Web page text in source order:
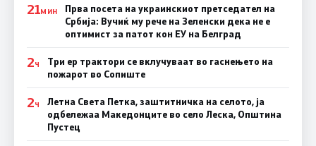
21МИН
Прва посета на украинскиот претседател на
Србија: Вучиќ му рече на Зеленски дека не е
оптимист за патот кон ЕУ на Белград
2Ч
Три ер трактори се вклучуваат во гаснењето на
пожарот во Сопиште
2Ч
Летна Света Петка, заштитничка на селото, ја
одбележаа Македонците во село Леска, Општина
Пустец